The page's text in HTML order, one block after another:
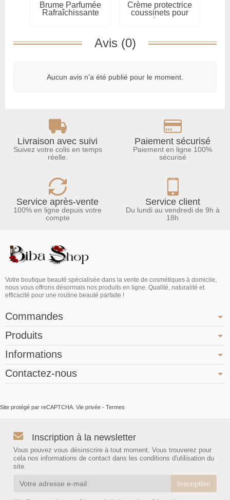
Brume Parfumée
Rafraîchissante
Crème protectrice
coussinets pour
animaux
Avis (0)
Aucun avis n'a été publié pour le moment.
Livraison avec suivi
Suivez votre colis en temps
réelle.
Paiement sécurisé
Paiement en ligne 100%
sécurisé
Service après-vente
100% en ligne depuis votre
compte
Service client
Du lundi au vendredi de 9h à
18h
Votre boutique beauté spécialisée dans la vente de cosmétiques à domicile,
nous vous offrons désormais nos produits en ligne. Qualité, naturalité et
efficacité pour une routine beauté parfaite !
Commandes
Produits
Informations
Contactez-nous
Site protégé par reCAPTCHA. Vie privée - Termes
Inscription à la newsletter
Vous pouvez vous désinscrire à tout moment. Vous trouverez pour
cela nos informations de contact dans les conditions d'utilisation du
site.